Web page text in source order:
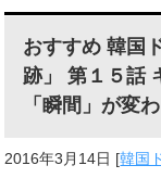
おすすめ 韓国
跡」 第１５話
「瞬間」が変
2016年3月14日 [韓国